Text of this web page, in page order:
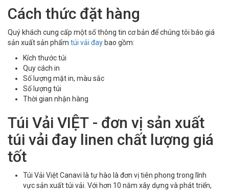
Cách thức đặt hàng
Quý khách cung cấp một số thông tin cơ bản để chúng tôi báo giá
sản xuất sản phẩm túi vải đay bao gồm:
Kích thước túi
Quy cách in
Số lượng mặt in, màu sắc
Số lượng túi
Thời gian nhận hàng
Túi Vải VIỆT - đơn vị sản xuất
túi vải đay linen chất lượng giá
tốt
Túi Vải Việt Canavi là tự hào là đơn vị tiên phong trong lĩnh
vực sản xuất túi vải. Với hơn 10 năm xây dựng và phát triển,